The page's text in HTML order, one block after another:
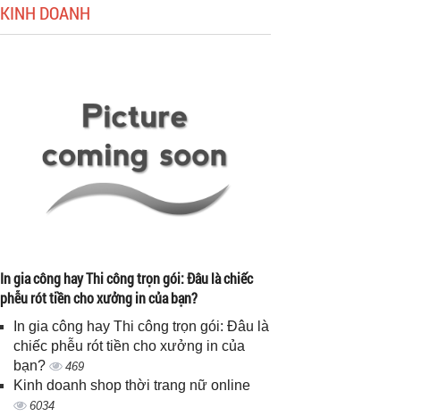
KINH DOANH
In gia công hay Thi công trọn gói: Đâu là chiếc
phễu rót tiền cho xưởng in của bạn?
In gia công hay Thi công trọn gói: Đâu là
chiếc phễu rót tiền cho xưởng in của
bạn?
469
Kinh doanh shop thời trang nữ online
6034